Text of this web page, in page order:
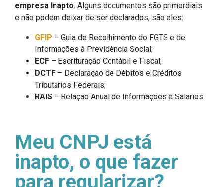
empresa Inapto. Alguns documentos são primordiais
e não podem deixar de ser declarados, são eles:
GFIP – Guia de Recolhimento do FGTS e de
Informações à Previdência Social;
ECF – Escrituração Contábil e Fiscal;
DCTF – Declaração de Débitos e Créditos
Tributários Federais;
RAIS – Relação Anual de Informações e Salários
Meu CNPJ está
inapto, o que fazer
para regularizar?